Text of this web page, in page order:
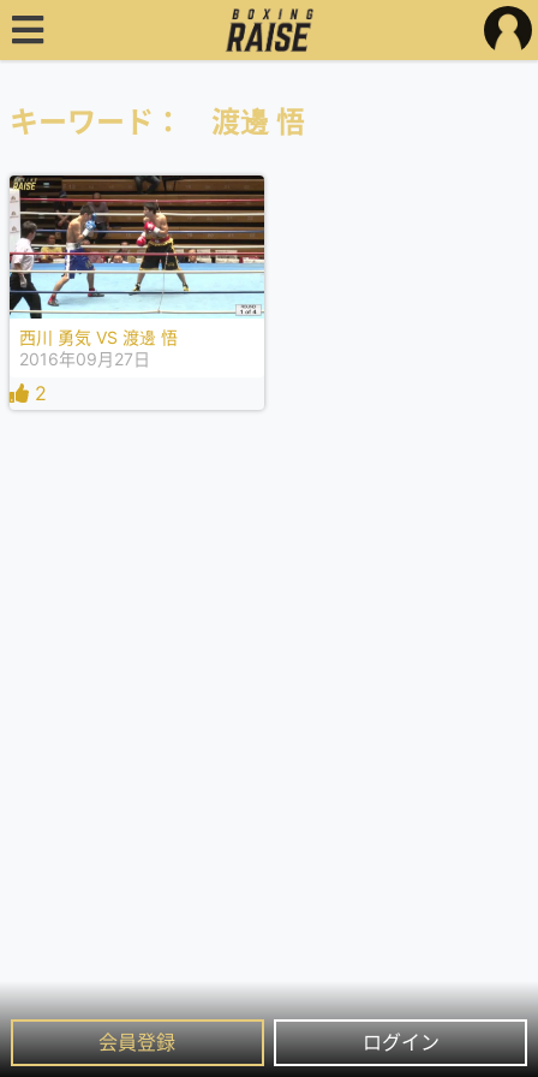
会員登録 ログイン
キーワード： 渡邊 悟
西川 勇気 VS 渡邊 悟
2016年09月27日
2